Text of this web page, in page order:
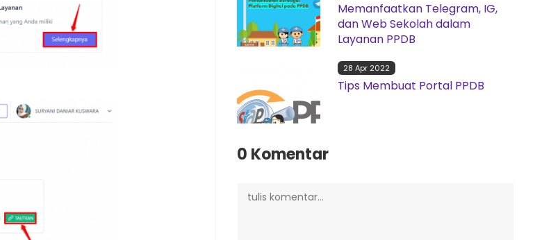
Memanfaatkan Telegram, IG,
dan Web Sekolah dalam
Layanan PPDB
28 Apr 2022
Tips Membuat Portal PPDB
0 Komentar